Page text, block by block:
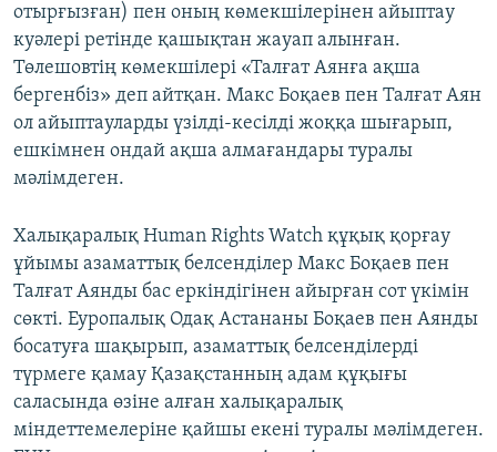
отырғызған) пен оның көмекшілерінен айыптау
куәлері ретінде қашықтан жауап алынған.
Төлешовтің көмекшілері «Талғат Аянға ақша
бергенбіз» деп айтқан. Макс Боқаев пен Талғат Аян
ол айыптауларды үзілді-кесілді жоққа шығарып,
ешкімнен ондай ақша алмағандары туралы
мәлімдеген.
Халықаралық Human Rights Watch құқық қорғау
ұйымы азаматтық белсенділер Макс Боқаев пен
Талғат Аянды бас еркіндігінен айырған сот үкімін
сөкті. Еуропалық Одақ Астананы Боқаев пен Аянды
босатуға шақырып, азаматтық белсенділерді
түрмеге қамау Қазақстанның адам құқығы
саласында өзіне алған халықаралық
міндеттемелеріне қайшы екені туралы мәлімдеген.